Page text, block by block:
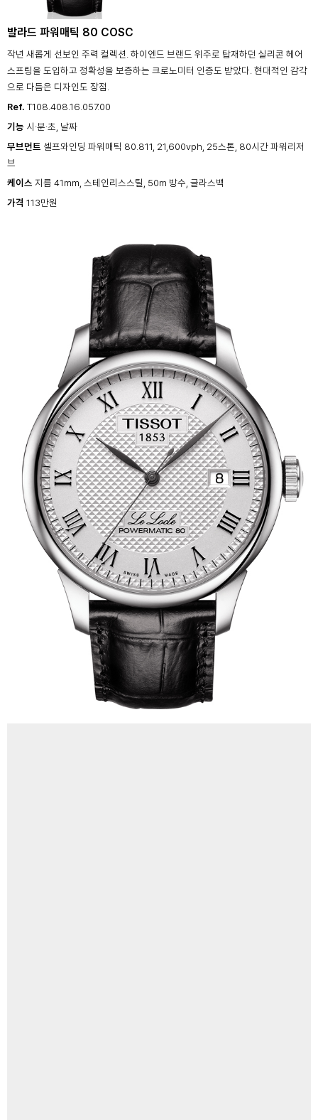
발라드 파워매틱 80 COSC
작년 새롭게 선보인 주력 컬렉션. 하이엔드 브랜드 위주로 탑재하던 실리콘 헤어
스프링을 도입하고 정확성을 보증하는 크로노미터 인증도 받았다. 현대적인 감각
으로 다듬은 디자인도 장점.
Ref. T108.408.16.057.00
기능 시·분·초, 날짜
무브먼트 셀프와인딩 파워매틱 80.811, 21,600vph, 25스톤, 80시간 파워리저
브
케이스 지름 41mm, 스테인리스스틸, 50m 방수, 글라스백
가격 113만원